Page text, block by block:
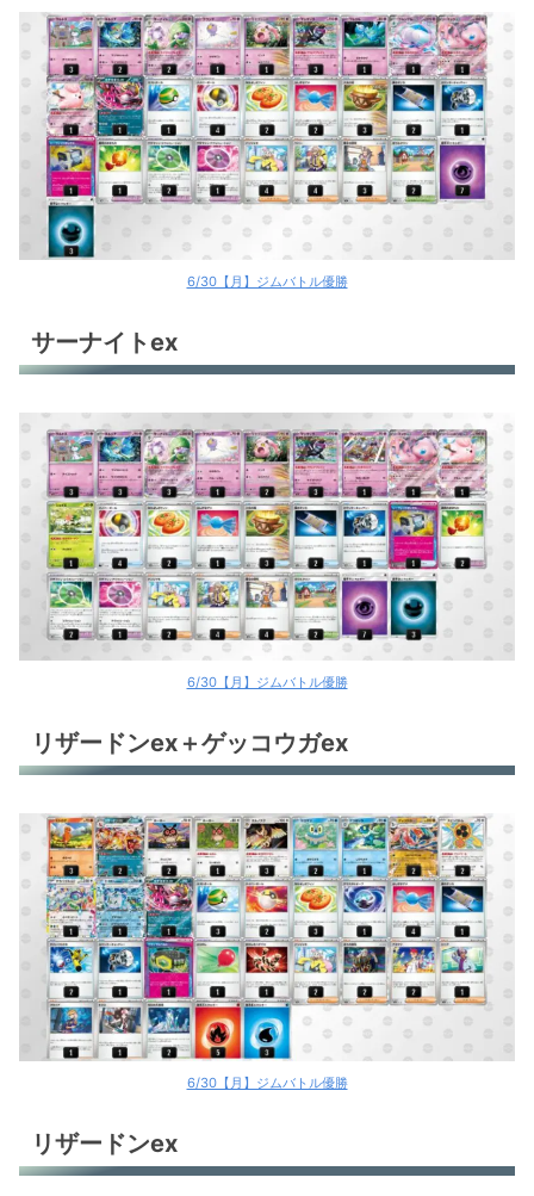
6/30【月】ジムバトル優勝
サーナイトex
6/30【月】ジムバトル優勝
リザードンex＋ゲッコウガex
6/30【月】ジムバトル優勝
リザードンex